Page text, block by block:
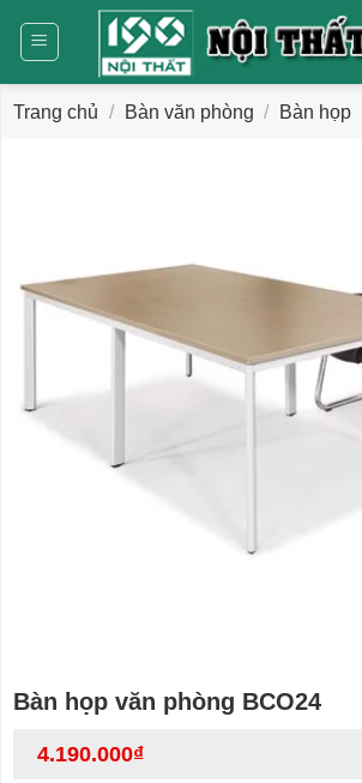
dung
Trang chủ / Bàn văn phòng / Bàn họp
Bàn họp văn phòng BCO24
4.190.000₫